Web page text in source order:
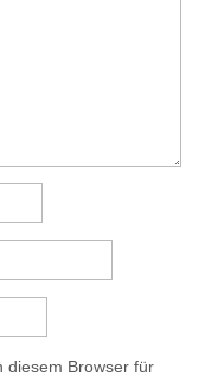
diesem Browser für